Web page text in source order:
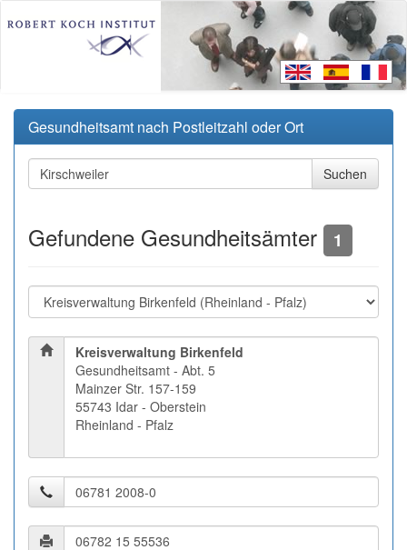
Gesundheitsamt nach Postleitzahl oder Ort
Gefundene Gesundheitsämter 1
Kreisverwaltung Birkenfeld
Gesundheitsamt - Abt. 5
Mainzer Str. 157-159
55743 Idar - Oberstein
Rheinland - Pfalz